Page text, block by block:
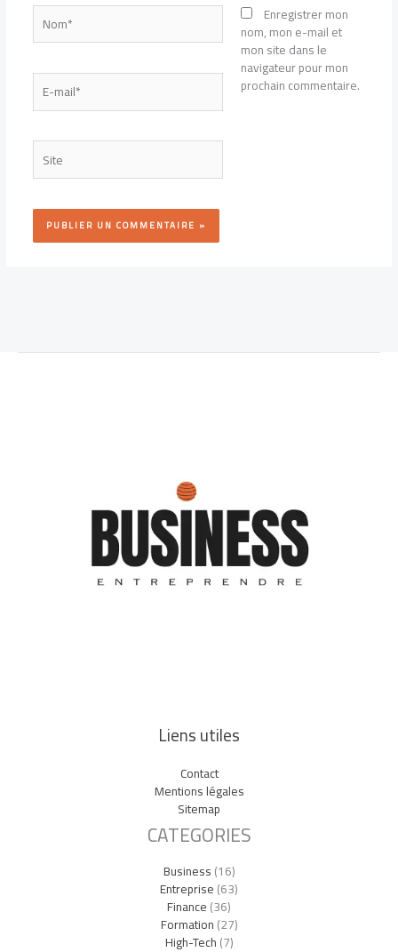
Nom*
E-
mail*
Site
Enregistrer mon
nom, mon e-mail et
mon site dans le
navigateur pour mon
prochain commentaire.
Liens utiles
Contact
Mentions légales
Sitemap
CATEGORIES
Business(16)
Entreprise(63)
Finance(36)
Formation(27)
High-Tech(7)